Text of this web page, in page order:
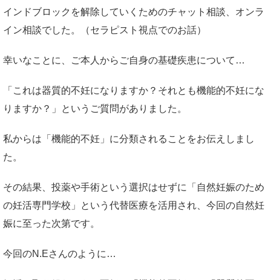
インドブロックを解除していくためのチャット相談、オンラ
イン相談でした。（セラピスト視点でのお話）
幸いなことに、ご本人からご自身の基礎疾患について…
「これは器質的不妊になりますか？それとも機能的不妊にな
りますか？」というご質問がありました。
私からは「機能的不妊」に分類されることをお伝えしまし
た。
その結果、投薬や手術という選択はせずに「自然妊娠のため
の妊活専門学校」という代替医療を活用され、今回の自然妊
娠に至った次第です。
今回のN.Eさんのように…